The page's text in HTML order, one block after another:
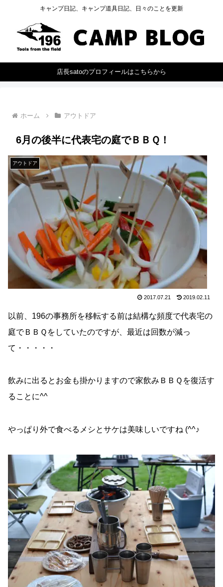
キャンプ日記、キャンプ道具日記、日々のことを更新
店長satoのプロフィールはこちらから
ホーム アウトドア
6月の後半に代表宅の庭でＢＢＱ！
アウトドア
2017.07.21 2019.02.11
以前、196の事務所を移転する前は結構な頻度で代表宅の
庭でＢＢＱをしていたのですが、最近は回数が減っ
て・・・・・
飲みに出るとお金も掛かりますので家飲みＢＢＱを復活す
ることに^^
やっぱり外で食べるメシとサケは美味しいですね (^^♪